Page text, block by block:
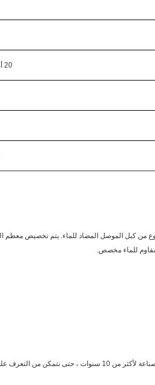
20 أمبير كحد أقصى + 5 أ
سؤال ، فلا تتردد في إخبارنا بذلك.